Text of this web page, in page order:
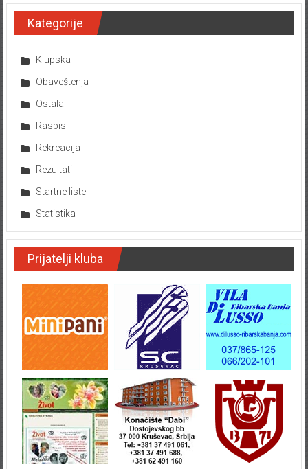
Kategorije
Klupska
Obaveštenja
Ostala
Raspisi
Rekreacija
Rezultati
Startne liste
Statistika
Prijatelji kluba